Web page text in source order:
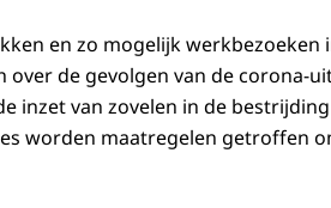
en zo mogelijk werkbezoeken
over de gevolgen van de corona-
inzet van zovelen in de
worden maatregelen getroffen